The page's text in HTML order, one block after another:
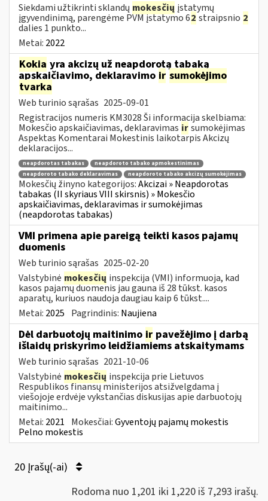
Siekdami užtikrinti sklandų mokesčių įstatymų
įgyvendinimą, parengėme PVM įstatymo 62 straipsnio 2
dalies 1 punkto...
Metai: 2022
Kokia yra akcizų už neapdorotą tabaką
apskaičiavimo, deklaravimo ir sumokėjimo
tvarka
Web turinio sąrašas 2025-09-01
Registracijos numeris KM3028 Ši informacija skelbiama:
Mokesčio apskaičiavimas, deklaravimas irsumokėjimas
Aspektas Komentarai Mokestinis laikotarpis Akcizų
deklaracijos...
neapdorotas tabakas
neapdoroto tabako apmokestinimas
neapdoroto tabako deklaravimas
neapdoroto tabako akcizų sumokėjimas
Mokesčių žinyno kategorijos:Akcizai » Neapdorotas
tabakas (II skyriaus VIII skirsnis) » Mokesčio
apskaičiavimas, deklaravimas ir sumokėjimas
(neapdorotas tabakas)
VMI primena apie pareigą teikti kasos pajamų
duomenis
Web turinio sąrašas 2025-02-20
Valstybinė mokesčių inspekcija (VMI) informuoja, kad
kasos pajamų duomenis jau gauna iš 28 tūkst. kasos
aparatų, kuriuos naudoja daugiau kaip 6 tūkst....
Metai: 2025 Pagrindinis: Naujiena
Dėl darbuotojų maitinimo ir pavežėjimo į darbą
išlaidų priskyrimo leidžiamiems atskaitymams
Web turinio sąrašas 2021-10-06
Valstybinė mokesčių inspekcija prie Lietuvos
Respublikos finansų ministerijos atsižvelgdama į
viešojoje erdvėje vykstančias diskusijas apie darbuotojų
maitinimo...
Metai: 2021 Mokesčiai:Gyventojų pajamų mokestis
Pelno mokestis
20 Įrašų(-ai)
Rodoma nuo 1,201 iki 1,220 iš 7,293 irašų.